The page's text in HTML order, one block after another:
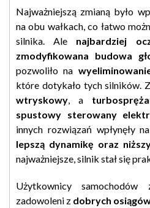
Najważniejszą zmianą było
na obu wałkach, co łatwo
silnika. Ale najbardziej
zmodyfikowana budowa
pozwoliło na
które dotykało tych silników.
wtryskowy, a
spustowy sterowany
innych rozwiązań wpłynęły
lepszą dynamikę oraz
najważniejsze, silnik stał się
Użytkownicy
zadowoleni z dobrych